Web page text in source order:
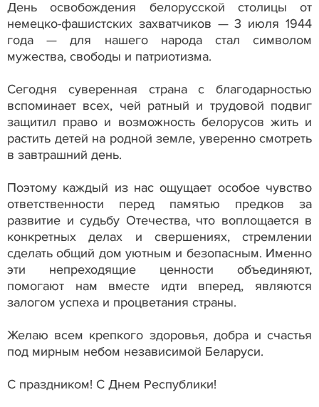
День освобождения белорусской столицы от
немецко-фашистских захватчиков — 3 июля 1944
года — для нашего народа стал символом
мужества, свободы и патриотизма.
Сегодня суверенная страна с благодарностью
вспоминает всех, чей ратный и трудовой подвиг
защитил право и возможность белорусов жить и
растить детей на родной земле, уверенно смотреть
в завтрашний день.
Поэтому каждый из нас ощущает особое чувство
ответственности перед памятью предков за
развитие и судьбу Отечества, что воплощается в
конкретных делах и свершениях, стремлении
сделать общий дом уютным и безопасным. Именно
эти непреходящие ценности объединяют,
помогают нам вместе идти вперед, являются
залогом успеха и процветания страны.
Желаю всем крепкого здоровья, добра и счастья
под мирным небом независимой Беларуси.
С праздником! С Днем Республики!